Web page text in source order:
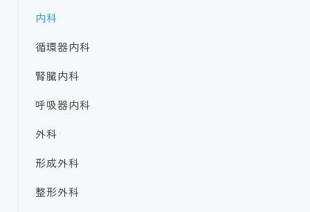
外来担当一覧
情報通信機器を用いた診療
内科
循環器内科
腎臓内科
呼吸器内科
外科
形成外科
整形外科